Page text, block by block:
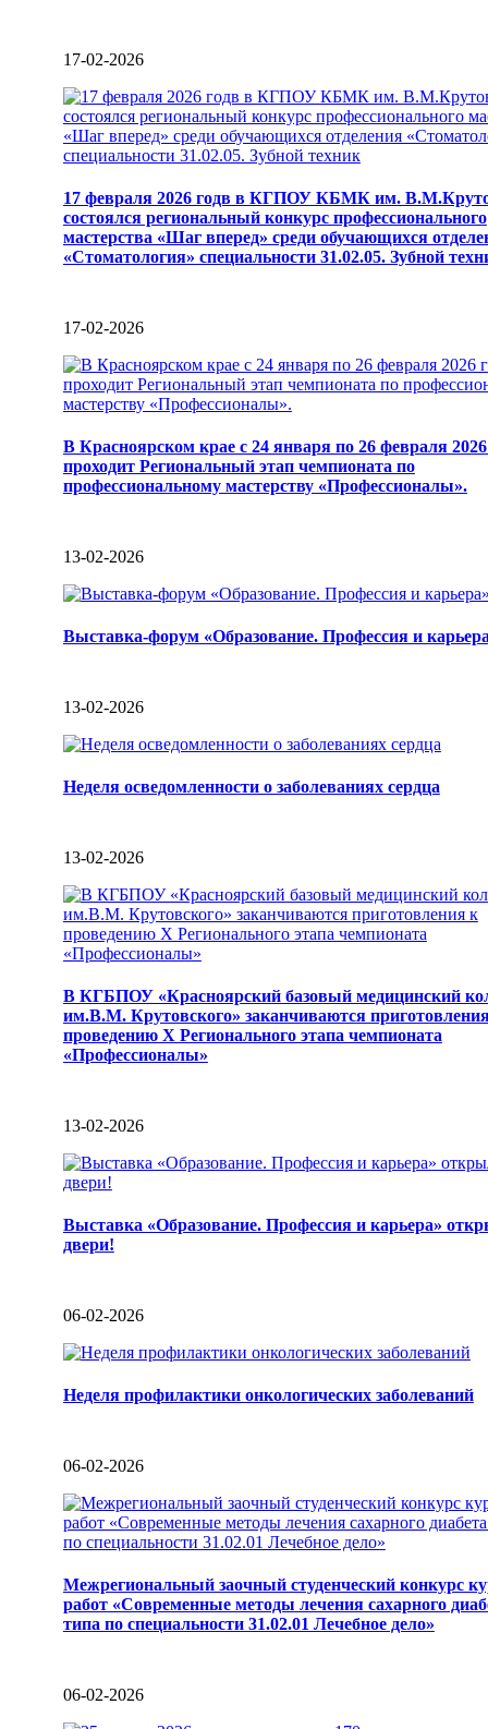
17-02-2026
17 февраля 2026 годв в КГПОУ КБМК им.
состоялся региональный конкурс профессионального
мастерства «Шаг вперед» среди обучающихся
«Стоматология» специальности 31.02.05. Зубной
17-02-2026
В Красноярском крае с 24 января по 26 февраля 2026
проходит Региональный этап чемпионата по
профессиональному мастерству «Профессионалы».
13-02-2026
Выставка-форум «Образование. Профессия и
13-02-2026
Неделя осведомленности о заболеваниях сердца
13-02-2026
В КГБПОУ «Красноярский базовый медицинский
им.В.М. Крутовского» заканчиваются
проведению X Регионального этапа чемпионата
«Профессионалы»
13-02-2026
Выставка «Образование. Профессия и карьера»
двери!
06-02-2026
Неделя профилактики онкологических заболеваний
06-02-2026
Межрегиональный заочный студенческий конкурс
работ «Современные методы лечения сахарного
типа по специальности 31.02.01 Лечебное дело»
06-02-2026